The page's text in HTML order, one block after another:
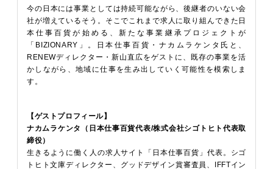
今の日本には事業としては持続可能ながら、後継者のいない会
社が増えているそう。そこでこれまで求人に取り組んできた日
本仕事百貨が始める、新たな事業継承プロジェクトが
「BIZIONARY」。日本仕事百貨・ナカムラケンタ氏と、
RENEWディレクター・新山直広をゲストに、既存の事業を活
かしながら、地域に仕事を生み出していく可能性を模索しま
す。
【ゲストプロフィール】
ナカムラケンタ（日本仕事百貨代表/株式会社シゴトヒト代表取
締役）
生きるように働く人の求人サイト「日本仕事百貨」代表。シゴ
トヒト文庫ディレクター、グッドデザイン賞審査員、IFFTイン